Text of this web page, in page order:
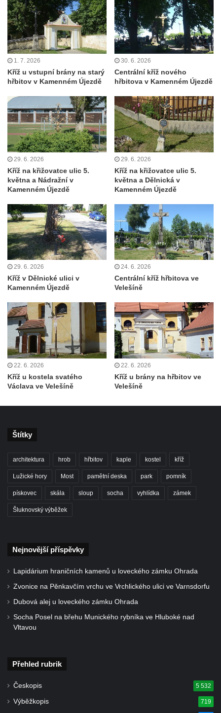
Kříž u domu čp. 39 v Rybništi
Kříž u domu čp. 2 v Rybništi
Kříž u domu čp. 128 v Rybništi
Kříž východně od Dubé nad lesoparkem
Kříž před hřbitovem v Českolipské ulice v
Dubé
Kříž v Zahradní ulici v Dubé
Kříž v Dlouhé ulici v Dubé
Kříž u kostela Nalezení svatého kříže v
Dubé
Kříž na hřbitově ve Velkém Šenově
Steinův kříž u hřbitova ve Velkém Šenově
svatého Bartoloměje ve Velkém Šenově
Kříž na kostele svatého Bartoloměje ve
Velkém Šenově
Künzlův kříž v předhradí hradu Seeberg
Centrální kříž hřbitova v Cítolibech
Rotující kříž před farou v Cítolibech
okraji Loun
Centrální kříž hřbitova v Chlumčanech
Kříž u Kleinova statku v Konětopech
Centrální kříž bývalého hřbitova u kostela
Kříž na rozcestí v severní části Touchovic
Kříž na ohradní zdi fary čp. 1 v Opočně
Kříž u kostela Nanebevzetí Panny Marie v
Centrální kříž hřbitova v Otvicích
ve Všestudech
Kříž v Pürknerově parčíku u silnice západně
Strupčicích
1. 7. 2026
Kříž u vstupní brány na starý
hřbitov v Kamenném Újezdě
30. 6. 2026
Centrální kříž nového
hřbitova v Kamenném Újezdě
29. 6. 2026
Kříž na křižovatce ulic 5.
května a Nádražní v
Kamenném Újezdě
29. 6. 2026
Kříž na křižovatce ulic 5.
května a Dělnická v
Kamenném Újezdě
29. 6. 2026
Kříž v Dělnické ulici v
Kamenném Újezdě
24. 6. 2026
Centrální kříž hřbitova ve
Velešíně
22. 6. 2026
Kříž u kostela svatého
Václava ve Velešíně
22. 6. 2026
Kříž u brány na hřbitov ve
Velešíně
Štítky
architektura hrob hřbitov kaple kostel kříž
Lužické hory Most pamětní deska park pomník
pískovec skála sloup socha vyhlídka zámek
Šluknovský výběžek
Nejnovější příspěvky
Lapidárium hraničních kamenů u loveckého zámku Ohrada
Zvonice na Pěnkavčím vrchu ve Vrchlického ulici ve Varnsdorfu
Dubová alej u loveckého zámku Ohrada
Socha Posel na břehu Munického rybníka ve Hluboké nad
Vltavou
Přehled rubrik
Českopis 5 532
Výběžkopis 719